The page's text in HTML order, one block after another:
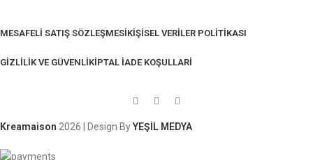
MESAFELI SATIŞ SÖZLEŞMESIKIŞISEL VERILER POLITIKASI
GIZLILIK VE GÜVENLIKİPTAL İADE KOŞULLARI
Kreamaison 2026 | Design ByYEŞİL MEDYA